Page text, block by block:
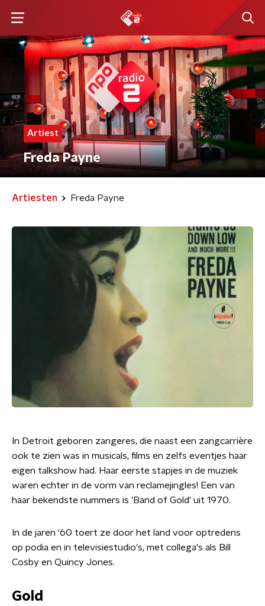
Artiest
Freda Payne
Artiesten Freda Payne
In Detroit geboren zangeres, die naast een zangcarrière
ook te zien was in musicals, films en zelfs eventjes haar
eigen talkshow had. Haar eerste stapjes in de muziek
waren echter in de vorm van reclamejingles! Een van
haar bekendste nummers is 'Band of Gold' uit 1970.
In de jaren '60 toert ze door het land voor optredens
op podia en in televisiestudio's, met collega's als Bill
Cosby en Quincy Jones.
Gold